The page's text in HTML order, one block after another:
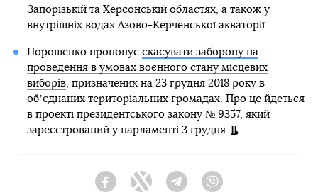
Запорізькій та Херсонській областях, а також у
внутрішніх водах Азово-Керченської акваторії.
Порошенко пропонує скасувати заборону на
проведення в умовах воєнного стану місцевих
виборів, призначених на 23 грудня 2018 року в
обʼєднаних територіальних громадах. Про це йдеться
в проекті президентського закону № 9357, який
зареєстрований у парламенті 3 грудня.
FacebookTwitter Telegram